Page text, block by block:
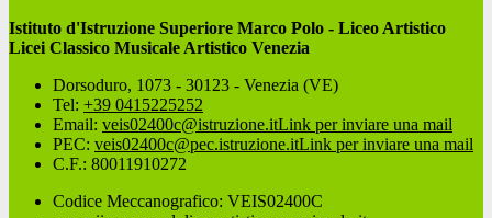
Istituto d'Istruzione Superiore Marco Polo - Liceo Artistico
Licei Classico Musicale Artistico Venezia
Dorsoduro, 1073 - 30123 - Venezia (VE)
Tel: +39 0415225252
Email: veis02400c@istruzione.itLink per inviare una mail
PEC: veis02400c@pec.istruzione.itLink per inviare una mail
C.F.: 80011910272
Codice Meccanografico: VEIS02400C